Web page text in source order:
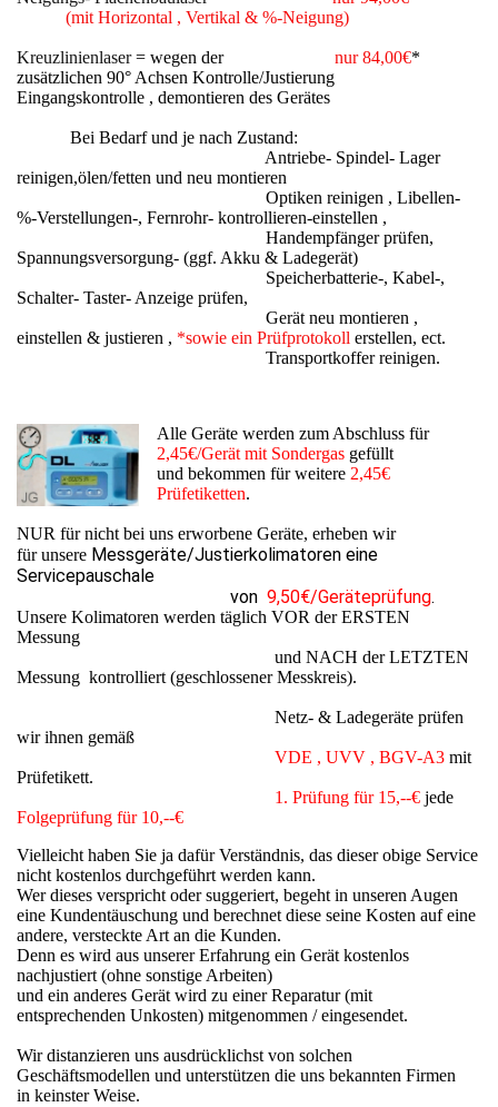
(mit Horizontal , Vertikal & %-Neigung)
Kreuzlinienlaser= wegen der nur 84,00€*
zusätzlichen 90° Achsen Kontrolle/Justierung
Eingangskontrolle , demontieren des Gerätes
Bei Bedarf und je nach Zustand:
Antriebe- Spindel- Lager
reinigen,ölen/fetten und neu montieren
Optiken reinigen , Libellen-
%-Verstellungen-, Fernrohr- kontrollieren-einstellen ,
Handempfänger prüfen,
Spannungsversorgung- (ggf. Akku & Ladegerät)
Speicherbatterie-, Kabel-,
Schalter- Taster- Anzeige prüfen,
Gerät neu montieren ,
einstellen & justieren , *sowie ein Prüfprotokoll erstellen, ect.
Transportkoffer reinigen.
Alle Geräte werden zum Abschluss für
2,45€/Gerät mit Sondergas gefüllt
und bekommen für weitere 2,45€
Prüfetiketten.
NUR für nicht bei uns erworbene Geräte, erheben wir
für unsere Messgeräte/Justierkolimatoren eine
Servicepauschale
von 9,50€/Geräteprüfung.
Unsere Kolimatoren werden täglich VOR der ERSTEN
Messung
und NACH der LETZTEN
Messung kontrolliert (geschlossener Messkreis).
Netz- & Ladegeräte prüfen
wir ihnen gemäß
VDE , UVV , BGV-A3 mit
Prüfetikett.
1. Prüfung für 15,--€ jede
Folgeprüfung für 10,--€
Vielleicht haben Sie ja dafür Verständnis, das dieser obige Service
nicht kostenlos durchgeführt werden kann.
Wer dieses verspricht oder suggeriert, begeht in unseren Augen
eine Kundentäuschung und berechnet diese seine Kosten auf eine
andere, versteckte Art an die Kunden.
Denn es wird aus unserer Erfahrung ein Gerät kostenlos
nachjustiert (ohne sonstige Arbeiten)
und ein anderes Gerät wird zu einer Reparatur (mit
entsprechenden Unkosten) mitgenommen / eingesendet.
Wir distanzieren uns ausdrücklichst von solchen
Geschäftsmodellen und unterstützen die uns bekannten Firmen
in keinster Weise.